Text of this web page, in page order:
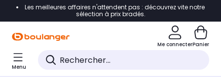
Accéder directement à la navigation
Accéder directement au pied de page
Accéder directement au chatbot
Les meilleures affaires n'attendent pas : découvrez vite notre
sélection à prix bradés.
Me connecterPanier
Menu